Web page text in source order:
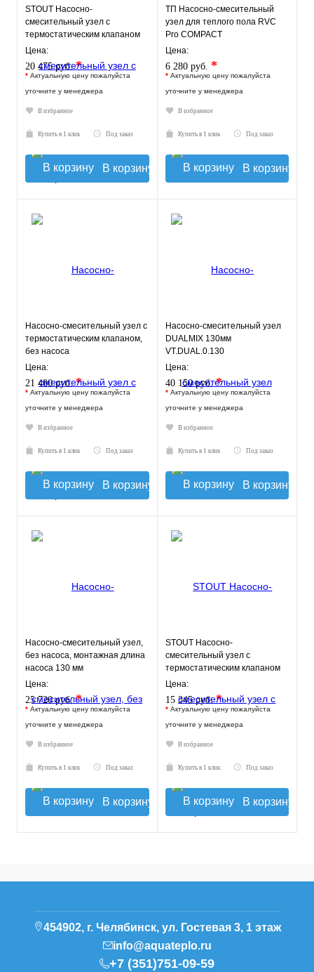
STOUT Насосно-
смесительный узел с
термостатическим клапаном
30-60°C, без насоса
Цена:
20 475 руб.*
* Актуальную цену пожалуйста
уточните у менеджера
В избранное
Купить в 1 клик Под заказ
В корзину
ТП Насосно-смесительный
узел для теплого пола RVC
Pro COMPACT
Цена:
6 280 руб. *
* Актуальную цену пожалуйста
уточните у менеджера
В избранное
Купить в 1 клик Под заказ
В корзину
Насосно-смесительный узел с
термостатическим клапаном,
без насоса
Цена:
21 400 руб.*
* Актуальную цену пожалуйста
уточните у менеджера
В избранное
Купить в 1 клик Под заказ
В корзину
Насосно-смесительный узел
DUALMIX 130мм
VT.DUAL.0.130
Цена:
40 150 руб.*
* Актуальную цену пожалуйста
уточните у менеджера
В избранное
Купить в 1 клик Под заказ
В корзину
Насосно-смесительный узел,
без насоса, монтажная длина
насоса 130 мм
VT.TECHNOMIX.0.130
Цена:
25 720 руб.*
* Актуальную цену пожалуйста
уточните у менеджера
В избранное
Купить в 1 клик Под заказ
В корзину
STOUT Насосно-
смесительный узел с
термостатическим клапаном
20-43°C, с насосом UPSO
Цена:
15 345 руб.*
* Актуальную цену пожалуйста
уточните у менеджера
В избранное
Купить в 1 клик Под заказ
В корзину
454902, г. Челябинск, ул. Гостевая 3, 1 этаж
info@aquateplo.ru
+7 (351)751-09-59